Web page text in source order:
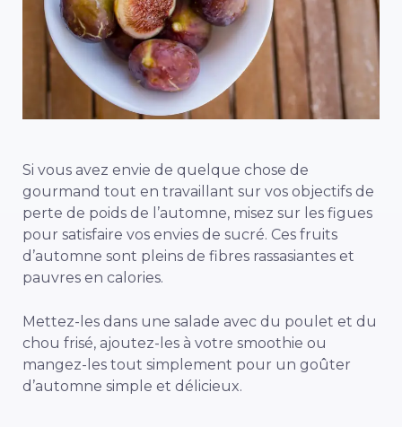
Si vous avez envie de quelque chose de
gourmand tout en travaillant sur vos objectifs de
perte de poids de l’automne, misez sur les figues
pour satisfaire vos envies de sucré. Ces fruits
d’automne sont pleins de fibres rassasiantes et
pauvres en calories.
Mettez-les dans une salade avec du poulet et du
chou frisé, ajoutez-les à votre smoothie ou
mangez-les tout simplement pour un goûter
d’automne simple et délicieux.